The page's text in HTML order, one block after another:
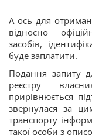
А ось для
відносно
засобів,
буде заплатити.
Подання запиту
реєстру
прирівнюється
звернулася за
транспорту
такої особи з